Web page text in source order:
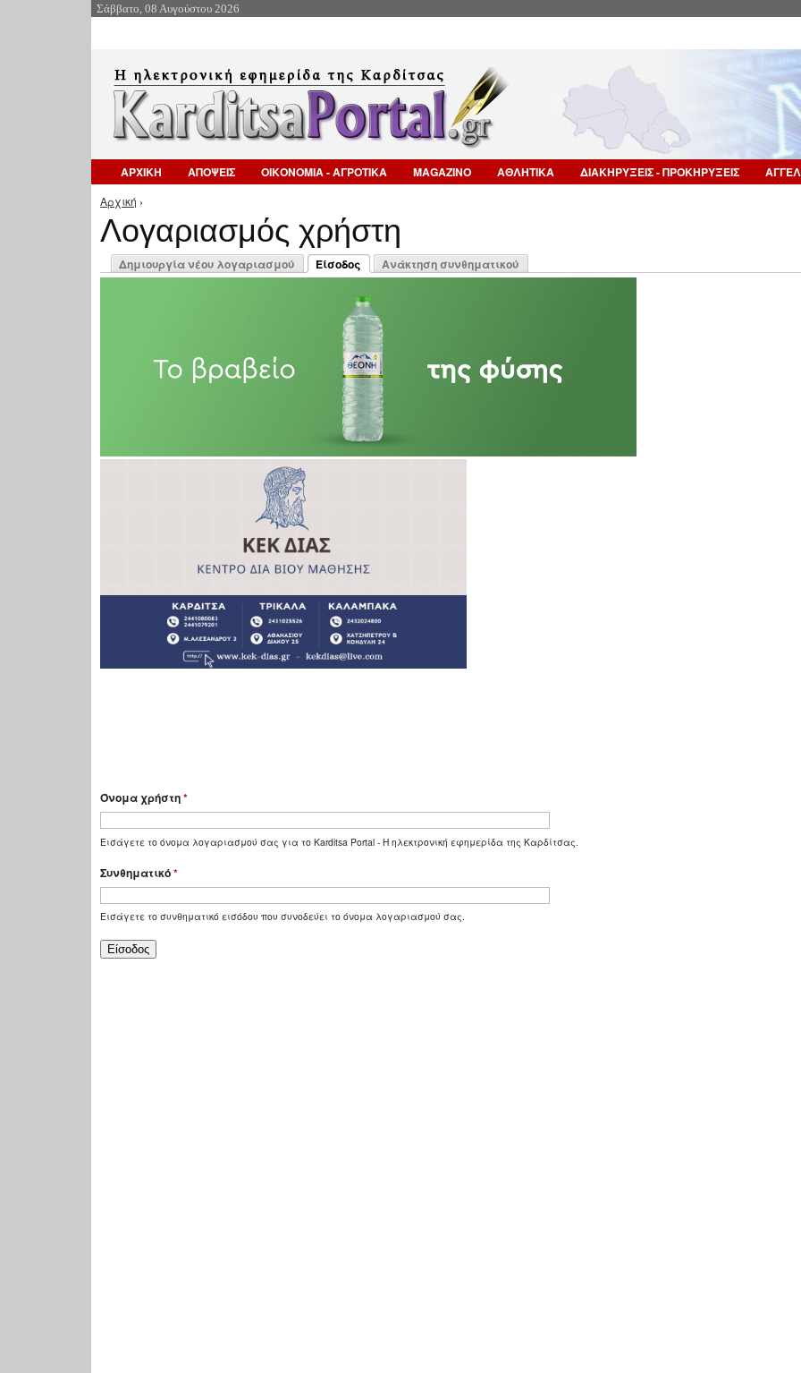
Σάββατο, 08 Αυγούστου 2026
ΑΡΧΙΚΗ ΑΠΟΨΕΙΣ ΟΙΚΟΝΟΜΙΑ - ΑΓΡΟΤΙΚΑ MAGAZINO ΑΘΛΗΤΙΚΑ ΔΙΑΚΗΡΥΞΕΙΣ - ΠΡΟΚΗΡΥΞΕΙΣ
Είστε εδώ
Αρχική ›
Λογαριασμός χρήστη
Πρωτεύουσες καρτέλες
Δημιουργία νέου λογαριασμού
Είσοδος
(ενεργή καρτέλα)
Ανάκτηση συνθηματικού
Όνομα χρήστη*
Εισάγετε το όνομα λογαριασμού σας για το Karditsa Portal - Η ηλεκτρονική εφημερίδα της Καρδίτσας.
Συνθηματικό*
Εισάγετε το συνθηματικό εισόδου που συνοδεύει το όνομα λογαριασμού σας.